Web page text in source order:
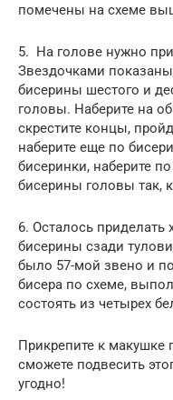
помечены на схеме
5. На голове нужно
Звездочками
бисерины шестого и
головы. Наберите на
скрестите концы,
наберите еще по
бисеринки, наберите
бисерины головы так,
6. Осталось приделать
бисерины сзади
было 57-мой звено и
бисера по схеме,
состоять из четырех
Прикрепите к макушке
сможете подвесить
угодно!